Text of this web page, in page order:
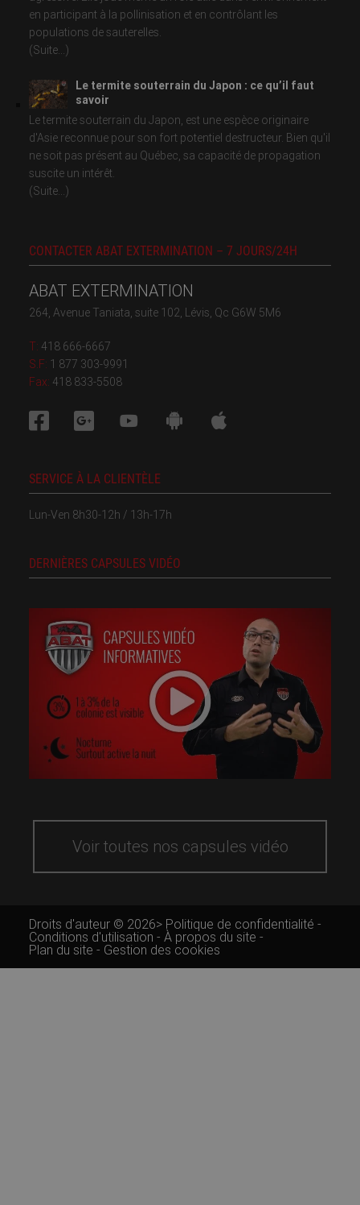
en participant à la pollinisation et en contrôlant les
populations de sauterelles.
(Suite...)
Le termite souterrain du Japon : ce qu’il faut
savoir
Le termite souterrain du Japon, est une espèce originaire
d'Asie reconnue pour son fort potentiel destructeur. Bien qu'il
ne soit pas présent au Québec, sa capacité de propagation
suscite un intérêt.
(Suite...)
CONTACTER ABAT EXTERMINATION – 7 JOURS/24H
ABAT EXTERMINATION
264, Avenue Taniata, suite 102, Lévis, Qc G6W 5M6
T: 418 666-6667
S.F: 1 877 303-9991
Fax: 418 833-5508
SERVICE À LA CLIENTÈLE
Lun-Ven 8h30-12h / 13h-17h
DERNIÈRES CAPSULES VIDÉO
Voir toutes nos capsules vidéo
Droits d'auteur © 2026> Politique de confidentialité -
Conditions d'utilisation - À propos du site -
Plan du site - Gestion des cookies